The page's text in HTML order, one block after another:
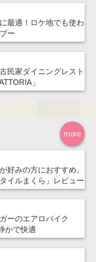
最適！ロケ地でも使わ
ー
民家ダイニングレスト
」
more
好みの方におすすめ。
イルまくら」レビュー
ーのエアロバイク
かで快適